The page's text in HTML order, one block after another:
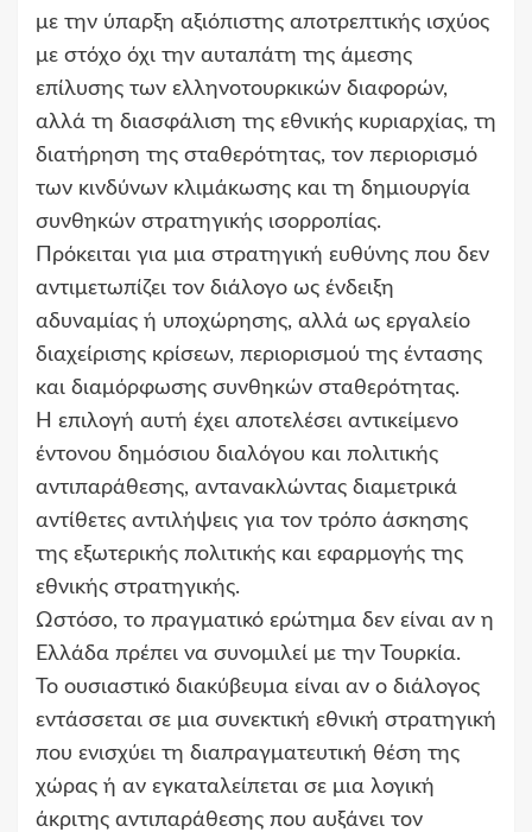
με την ύπαρξη αξιόπιστης αποτρεπτικής ισχύος
με στόχο όχι την αυταπάτη της άμεσης
επίλυσης των ελληνοτουρκικών διαφορών,
αλλά τη διασφάλιση της εθνικής κυριαρχίας, τη
διατήρηση της σταθερότητας, τον περιορισμό
των κινδύνων κλιμάκωσης και τη δημιουργία
συνθηκών στρατηγικής ισορροπίας.
Πρόκειται για μια στρατηγική ευθύνης που δεν
αντιμετωπίζει τον διάλογο ως ένδειξη
αδυναμίας ή υποχώρησης, αλλά ως εργαλείο
διαχείρισης κρίσεων, περιορισμού της έντασης
και διαμόρφωσης συνθηκών σταθερότητας.
Η επιλογή αυτή έχει αποτελέσει αντικείμενο
έντονου δημόσιου διαλόγου και πολιτικής
αντιπαράθεσης, αντανακλώντας διαμετρικά
αντίθετες αντιλήψεις για τον τρόπο άσκησης
της εξωτερικής πολιτικής και εφαρμογής της
εθνικής στρατηγικής.
Ωστόσο, το πραγματικό ερώτημα δεν είναι αν η
Ελλάδα πρέπει να συνομιλεί με την Τουρκία.
Το ουσιαστικό διακύβευμα είναι αν ο διάλογος
εντάσσεται σε μια συνεκτική εθνική στρατηγική
που ενισχύει τη διαπραγματευτική θέση της
χώρας ή αν εγκαταλείπεται σε μια λογική
άκριτης αντιπαράθεσης που αυξάνει τον